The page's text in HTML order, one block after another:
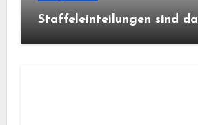
Staffeleinteilungen sind da